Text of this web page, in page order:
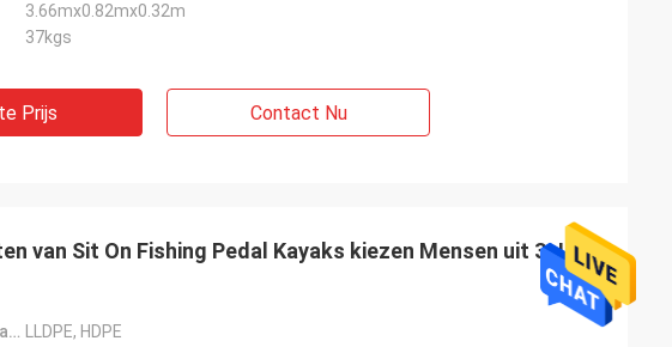
3.66mx0.82mx0.32m
37kgs
Prijs Contact Nu
van Sit On Fishing Pedal Kayaks kiezen Mensen uit 3 Jaar
Het Materiaal van Hull:
LLDPE, HDPE